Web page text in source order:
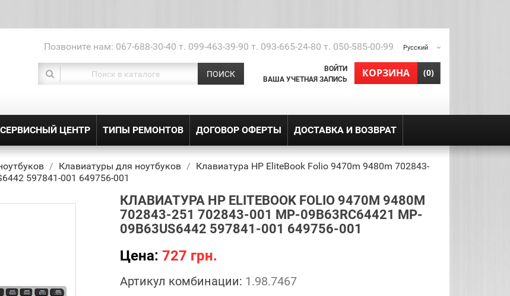
Русский
Позвоните нам: 067-688-30-40 т. 099-463-39-90 т. 093-665-24-80 т. 050-585-00-99
КОРЗИНА
shopping_cart (0)
ВОЙТИ
ВАША УЧЕТНАЯ ЗАПИСЬ
ПОИСК
СЕРВИСНЫЙ ЦЕНТР ТИПЫ РЕМОНТОВ ДОГОВОР ОФЕРТЫ ДОСТАВКА И ВОЗВРАТ
Клавиатуры для ноутбуков
Клавиатура HP EliteBook Folio 9470m 9480m 702843-
597841-001 649756-001
КЛАВИАТУРА HP ELITEBOOK FOLIO 9470M 9480M
702843-251 702843-001 MP-09B63RC64421 MP-
09B63US6442 597841-001 649756-001
Цена: 727 грн.
Артикул комбинации: 1.98.7467